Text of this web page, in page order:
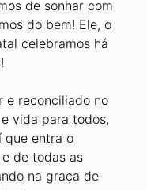
de sonhar com
do bem! Ele, o
celebramos há
e reconciliado no
vida para todos,
que entra o
de todas as
na graça de